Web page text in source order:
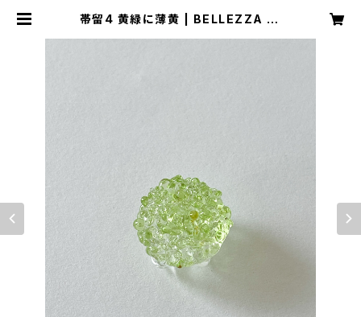
帯留4 黄緑に薄黄 | BELLEZZA Gl